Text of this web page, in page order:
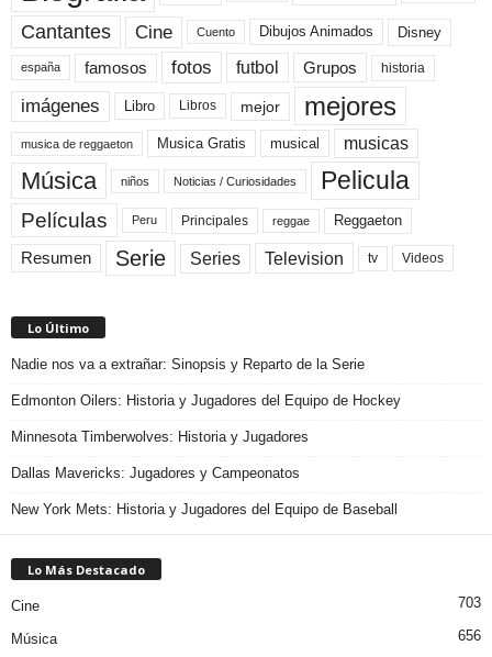
Cantantes Cine Cuento Dibujos Animados Disney
españa famosos fotos futbol Grupos historia
imágenes Libro Libros mejor mejores
musica de reggaeton Musica Gratis musical musicas
Música niños Noticias / Curiosidades Pelicula
Películas Peru Principales reggae Reggaeton
Resumen Serie Series Television tv Videos
Lo Último
Nadie nos va a extrañar: Sinopsis y Reparto de la Serie
Edmonton Oilers: Historia y Jugadores del Equipo de Hockey
Minnesota Timberwolves: Historia y Jugadores
Dallas Mavericks: Jugadores y Campeonatos
New York Mets: Historia y Jugadores del Equipo de Baseball
Lo Más Destacado
Cine 703
Música 656